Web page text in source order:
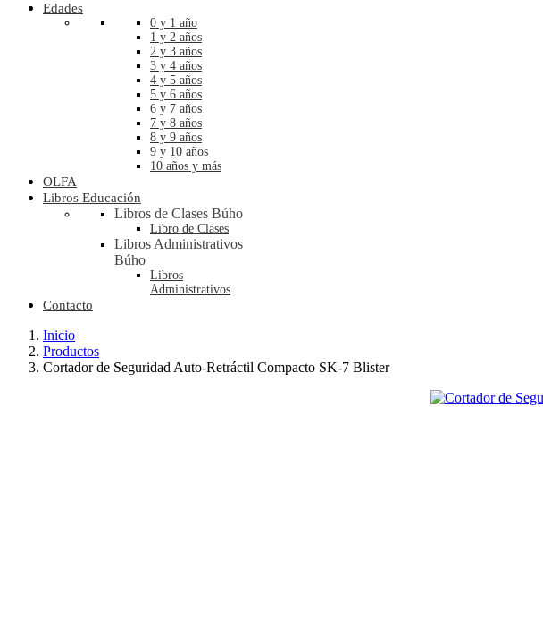
Edades
0 y 1 año
1 y 2 años
2 y 3 años
3 y 4 años
4 y 5 años
5 y 6 años
6 y 7 años
7 y 8 años
8 y 9 años
9 y 10 años
10 años y más
OLFA
Libros Educación
Libros de Clases Búho
Libro de Clases
Libros Administrativos
Búho
Libros
Administrativos
Contacto
Inicio
Productos
Cortador de Seguridad Auto-Retráctil Compacto SK-7 Blister